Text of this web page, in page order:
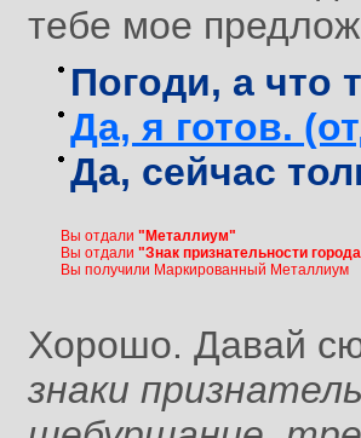
тебе мое
Погоди, а что
Да, я готов.
Да, сейчас
Вы отдали "Металлиум"
Вы отдали "Знак признательности
Вы получили Маркированный Металлиум
Хорошо. Давай
знаки